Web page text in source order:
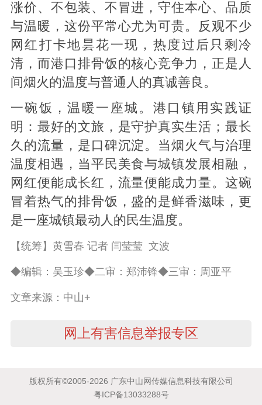
涨价、不包装、不冒进，守住本心、品质
与温暖，这份平常心尤为可贵。反观不少
网红打卡地昙花一现，热度过后只剩冷
清，而港口排骨饭的核心竞争力，正是人
间烟火的温度与普通人的真诚善良。
一碗饭，温暖一座城。港口镇用实践证
明：最好的文旅，是守护真实生活；最长
久的流量，是口碑沉淀。当烟火气与治理
温度相遇，当平民美食与城镇发展相融，
网红便能成长红，流量便能成力量。这碗
冒着热气的排骨饭，盛的是鲜香滋味，更
是一座城镇最动人的民生温度。
【统筹】黄雪春 记者 闫莹莹 文波
◆编辑：吴玉珍◆二审：郑沛锋◆三审：周亚平
文章来源：中山+
网上有害信息举报专区
版权所有©2005-2026 广东中山网传媒信息科技有限公司
粤ICP备13033288号